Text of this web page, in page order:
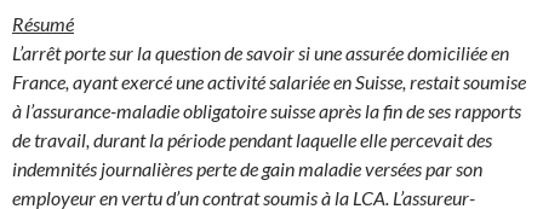
Résumé
L’arrêt porte sur la question de savoir si une assurée domiciliée en
France, ayant exercé une activité salariée en Suisse, restait soumise
à l’assurance-maladie obligatoire suisse après la fin de ses rapports
de travail, durant la période pendant laquelle elle percevait des
indemnités journalières perte de gain maladie versées par son
employeur en vertu d’un contrat soumis à la LCA. L’assureur-